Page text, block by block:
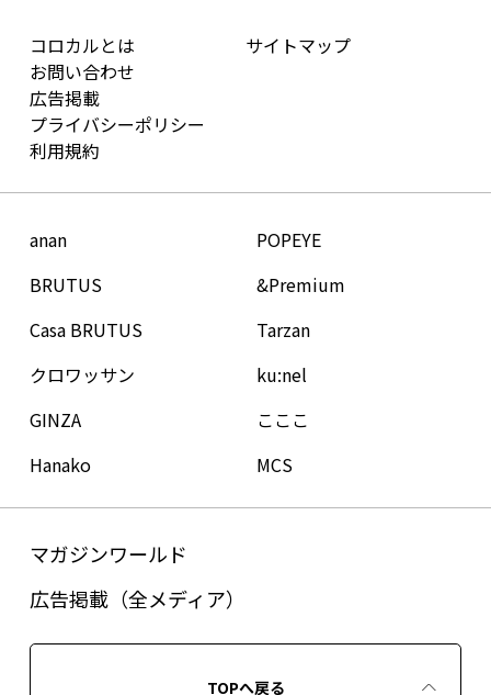
コロカルとは
お問い合わせ
広告掲載
プライバシーポリシー
利用規約
サイトマップ
anan
BRUTUS
Casa BRUTUS
クロワッサン
GINZA
Hanako
POPEYE
&Premium
Tarzan
ku:nel
こここ
MCS
マガジンワールド
広告掲載（全メディア）
TOPへ戻る